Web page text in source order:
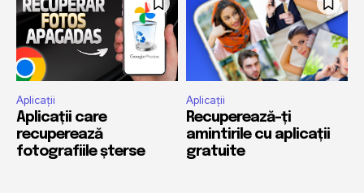
Aplicații
Aplicații care
recuperează
fotografiile șterse
Aplicații
Recuperează-ți
amintirile cu aplicații
gratuite